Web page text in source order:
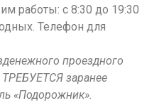
работы: с 8:30 до 19:30
Телефон для
проездного
ТРЕБУЕТСЯ заранее
«Подорожник».